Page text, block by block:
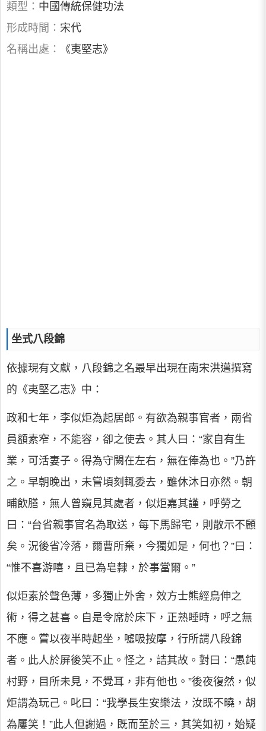
類型： 中國傳統保健功法
形成時間： 宋代
名稱出處：
《夷堅志》
坐式八段錦
依據現有文獻，八段錦之名最早出現在南宋洪邁撰寫
的《夷堅乙志》中：
政和七年，李似炬為起居郎。有欲為親事官者，兩省
員額素窄，不能容，卻之使去。其人曰：“家自有生
業，可活妻子。得為守闕在左右，無在俸為也。”乃許
之。早朝晚出，未嘗頃刻輒委去，雖休沐日亦然。朝
晡飲膳，無人曾窺見其處者，似炬嘉其謹，呼勞之
曰：“台省親事官名為取送，每下馬歸宅，則散示不顧
矣。況後省冷落，爾曹所棄，今獨如是，何也？”曰：
“惟不喜游嘻，且已為皂隸，於事當爾。”
似炬素於聲色薄，多獨止外舍，效方士熊經鳥伸之
術，得之甚喜。自是令席於床下，正熟睡時，呼之無
不應。嘗以夜半時起坐，噓吸按摩，行所謂八段錦
者。此人於屏後笑不止。怪之，詰其故。對曰：“愚鈍
村野，目所未見，不覺耳，非有他也。”後夜復然，似
炬謂為玩己。叱曰：“我學長生安樂法，汝既不曉，胡
為屢笑！”此人但謝過，既而至於三，其笑如初，始疑